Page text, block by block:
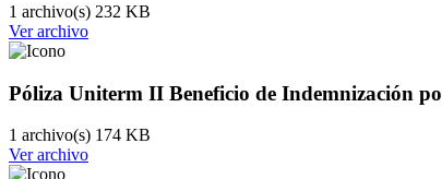
1 archivo(s) 232 KB
Ver archivo
Póliza Uniterm II Beneficio de Indemnización
1 archivo(s) 174 KB
Ver archivo